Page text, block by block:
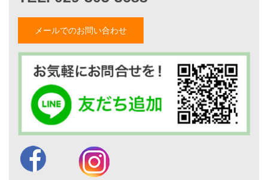
家づくりナイスホームズについて
家づくりへの想い
スタッフ紹介
職人紹介
採用情報
お知らせ・イベント情報
ブログ一覧
菅原和彦のブログ
メールでのお問い合わせ